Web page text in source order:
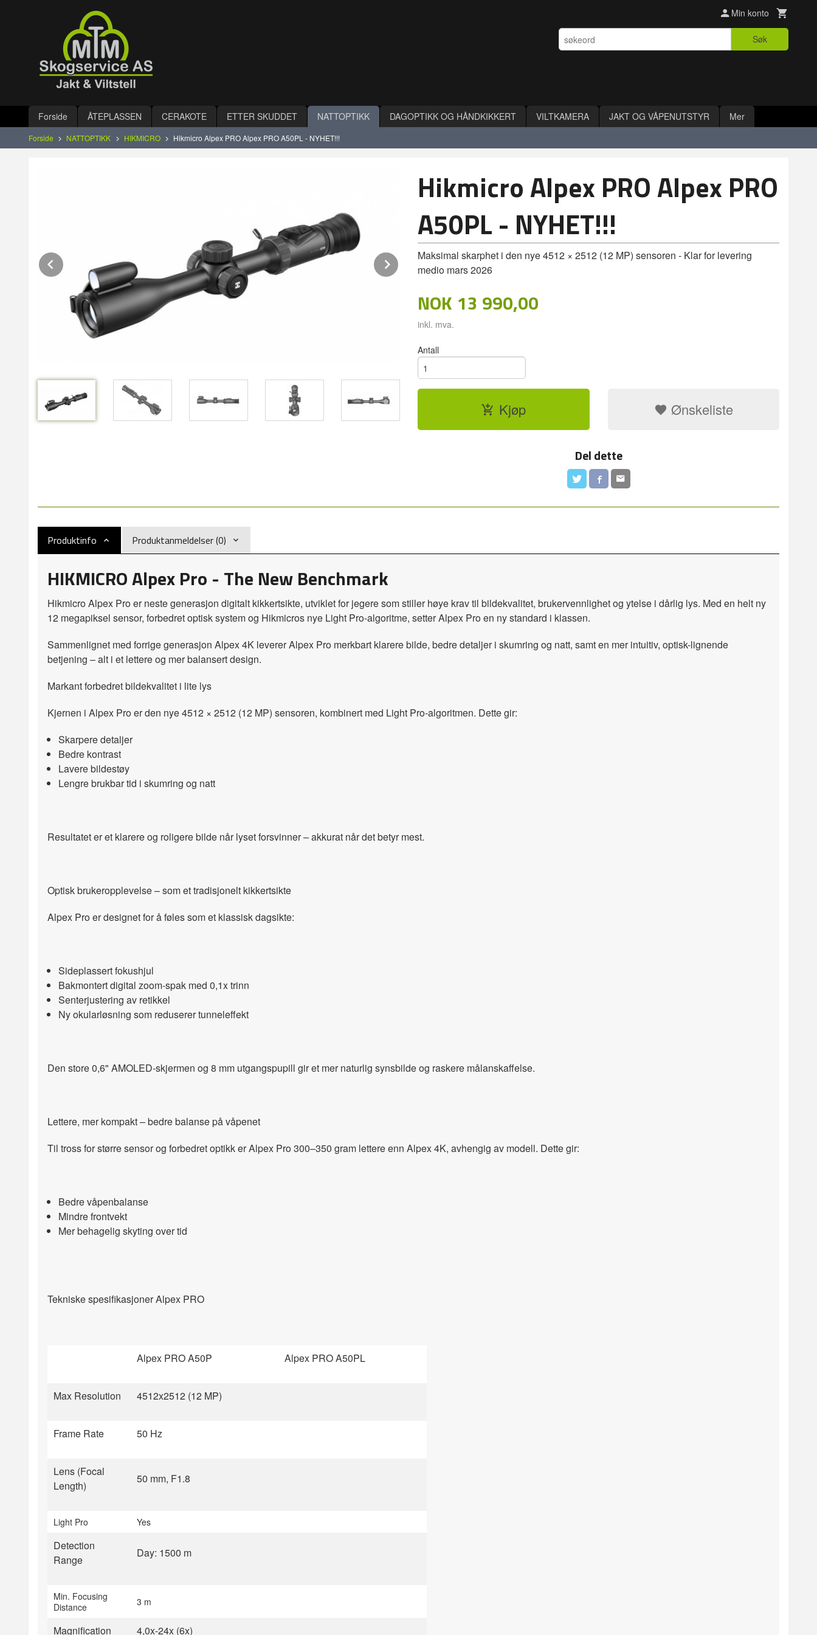
Min konto
Søk
Produkter
Forside ÅTEPLASSEN CERAKOTE ETTER SKUDDET NATTOPTIKK DAGOPTIKK OG HÅNDKIKKERT VILTKAMERA JAKT OG VÅPENUTSTYR Mer
Forside NATTOPTIKK HIKMICRO Hikmicro Alpex PRO Alpex PRO A50PL - NYHET!!!
Next
Hikmicro Alpex PRO Alpex PRO
A50PL - NYHET!!!
Maksimal skarphet i den nye 4512 × 2512 (12 MP) sensoren - Klar for levering
medio mars 2026
NOK 13 990,00
inkl. mva.
Antall
Kjøp Ønskeliste
Del dette
Produktinfo Produktanmeldelser (0)
HIKMICRO Alpex Pro - The New Benchmark
Hikmicro Alpex Pro er neste generasjon digitalt kikkertsikte, utviklet for jegere som stiller høye krav til bildekvalitet, brukervennlighet og ytelse i dårlig lys. Med en helt ny
12 megapiksel sensor, forbedret optisk system og Hikmicros nye Light Pro-algoritme, setter Alpex Pro en ny standard i klassen.
Sammenlignet med forrige generasjon Alpex 4K leverer Alpex Pro merkbart klarere bilde, bedre detaljer i skumring og natt, samt en mer intuitiv, optisk-lignende
betjening – alt i et lettere og mer balansert design.
Markant forbedret bildekvalitet i lite lys
Kjernen i Alpex Pro er den nye 4512 × 2512 (12 MP) sensoren, kombinert med Light Pro-algoritmen. Dette gir:
Skarpere detaljer
Bedre kontrast
Lavere bildestøy
Lengre brukbar tid i skumring og natt
Resultatet er et klarere og roligere bilde når lyset forsvinner – akkurat når det betyr mest.
Optisk brukeropplevelse – som et tradisjonelt kikkertsikte
Alpex Pro er designet for å føles som et klassisk dagsikte:
Sideplassert fokushjul
Bakmontert digital zoom-spak med 0,1x trinn
Senterjustering av retikkel
Ny okularløsning som reduserer tunneleffekt
Den store 0,6" AMOLED-skjermen og 8 mm utgangspupill gir et mer naturlig synsbilde og raskere målanskaffelse.
Lettere, mer kompakt – bedre balanse på våpenet
Til tross for større sensor og forbedret optikk er Alpex Pro 300–350 gram lettere enn Alpex 4K, avhengig av modell. Dette gir:
Bedre våpenbalanse
Mindre frontvekt
Mer behagelig skyting over tid
Tekniske spesifikasjoner Alpex PRO
Alpex PRO A50P Alpex PRO A50PL
Max Resolution 4512x2512 (12 MP)
Frame Rate 50 Hz
Lens (Focal
Length)
50 mm, F1.8
Light Pro Yes
Detection
Range
Day: 1500 m
Min. Focusing
Distance
3 m
Magnification 4,0x-24x (6x)